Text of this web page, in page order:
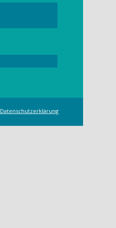
Datenschutzerklärung